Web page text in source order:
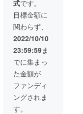
前には
必ずお
届けの
リター
ンに貼
付され
たラベ
ルや注
意書き
をご確
認くだ
さい。
苗木 サ
等の食
品表示
はお届
け商品
のラベ
ルに表
記され
ます。
商品開
封前に
は必ず
お届け
のリ
ク）／
雪国
コー
ヒー１
袋（20g
分） 保
存方
法：
（パッ
ケージ
に記載
してお
ク）
保存方
法：
（パッ
ケージ
に記載
してお
りま
す） 賞
味期
限：360
日 産
地：秋
ト。美
郷町の
美しい
清水で
育て
た、
オーガ
ニック
コー
ヒーで
す。 ※
送料は
負担い
式です。
目標金額に
関わらず、
2022/10/10
23:59:59ま
でに集まっ
た金額が
ファンディ
ングされま
す。